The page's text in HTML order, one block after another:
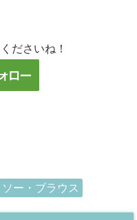
ださいね！
ー・ブラウス